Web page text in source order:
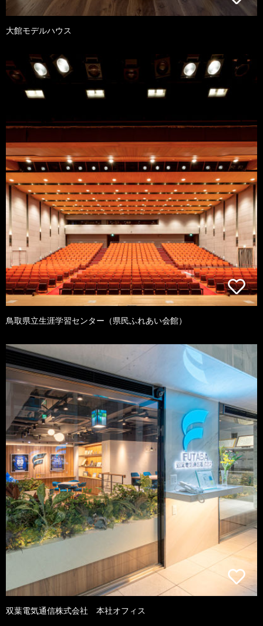
大館モデルハウス
鳥取県立生涯学習センター（県民ふれあい会館）
双葉電気通信株式会社 本社オフィス